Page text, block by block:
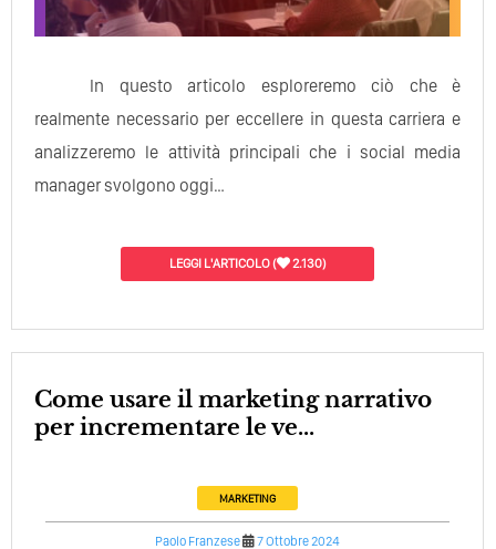
In questo articolo esploreremo ciò che è
realmente necessario per eccellere in questa carriera e
analizzeremo le attività principali che i social media
manager svolgono oggi…
LEGGI L'ARTICOLO( 2.130)
Come usare il marketing narrativo
per incrementare le ve...
MARKETING
Paolo Franzese 7 Ottobre 2024